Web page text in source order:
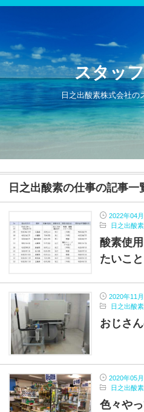
スタッ
日之出酸素株式会社の
日之出酸素の仕事の記事一
2022年04
日之出酸
酸素使
たいこと
2020年11
日之出酸
おじさん
2020年05
日之出酸
色々や